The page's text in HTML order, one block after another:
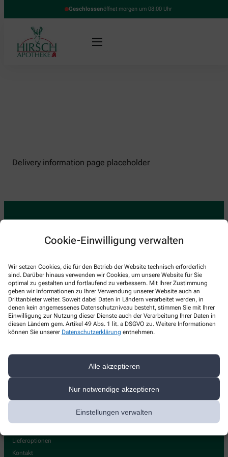
Cookie-Einwilligung verwalten
Wir setzen Cookies, die für den Betrieb der Website technisch erforderlich
sind. Darüber hinaus verwenden wir Cookies, um unsere Website für Sie
optimal zu gestalten und fortlaufend zu verbessern. Mit Ihrer Zustimmung
geben wir Informationen zu Ihrer Verwendung unserer Website auch an
Drittanbieter weiter. Soweit dabei Daten in Ländern verarbeitet werden, in
denen kein angemessenes Datenschutzniveau besteht, stimmen Sie mit Ihrer
Einwilligung zur Nutzung dieser Dienste auch der Verarbeitung Ihrer Daten in
diesen Ländern gem. Artikel 49 Abs. 1 lit. a DSGVO zu. Weitere Informationen
können Sie unserer Datenschutzerklärung entnehmen.
Alle akzeptieren
Nur notwendige akzeptieren
Einstellungen verwalten
Geschlossenöffnet morgen um 08:00 Uhr
Delivery information page placeholder
Hirsch-Apotheke
Celler Str. 4,29303 Bergen
+49-5051/45 43
+49-5051/67 87
hirsch-bergen@t-online.de
Lieferoptionen
Kontakt